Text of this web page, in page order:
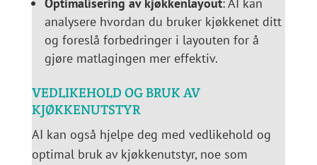
Optimalisering av kjøkkenlayout: AI kan
analysere hvordan du bruker kjøkkenet ditt
og foreslå forbedringer i layouten for å
gjøre matlagingen mer effektiv.
VEDLIKEHOLD OG BRUK AV
KJØKKENUTSTYR
AI kan også hjelpe deg med vedlikehold og
optimal bruk av kjøkkenutstyr, noe som